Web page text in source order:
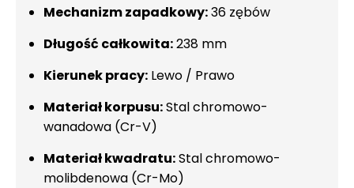
Mechanizm zapadkowy:36 zębów
Długość całkowita:238 mm
Kierunek pracy: Lewo / Prawo
Materiał korpusu:Stal chromowo-
wanadowa (Cr-V)
Materiał kwadratu:Stal chromowo-
molibdenowa (Cr-Mo)